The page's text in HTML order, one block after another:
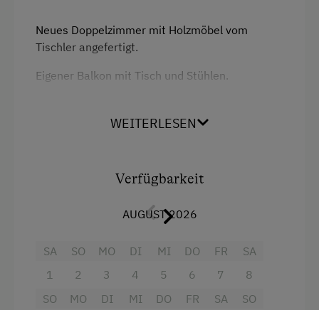
Neues Doppelzimmer mit Holzmöbel vom
Tischler angefertigt.
Eigener Balkon mit Tisch und Stühlen.
auf Wunsch können Sie gerne die Halbpension
Aussicht auf eine Berglandschaft
WEITERLESEN
Verfügbarkeit
AUGUST 2026
SA
1
SO
2
MO
3
DI
4
MI
5
DO
6
FR
7
SA
8
SO
MO
DI
MI
DO
FR
SA
SO